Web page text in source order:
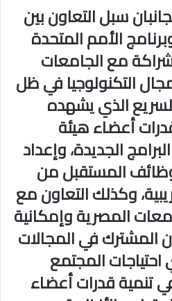
سبل التعاون بين
الأمم المتحدة
مع الجامعات
التكنولوجيا في ظل
الذي يشهده
أعضاء هيئة
الجديدة، وإعداد
المستقبل من
وكذلك التعاون مع
المصرية وإمكانية
المشترك في المجالات
احتياجات المجتمع
تنمية قدرات أعضاء